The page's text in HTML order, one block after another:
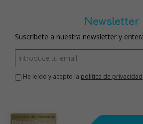
Newsletter
Suscríbete a nuestra newsletter y
He leído y acepto la política de privacidad